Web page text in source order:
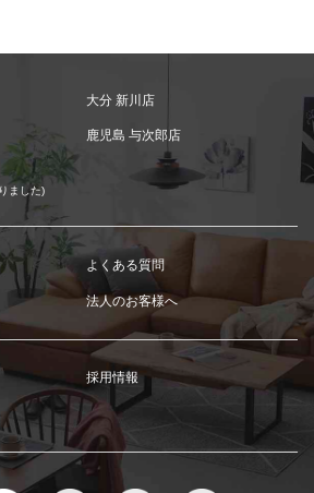
大分 新川店
鹿児島 与次郎店
ました)
よくある質問
法人のお客様へ
採用情報